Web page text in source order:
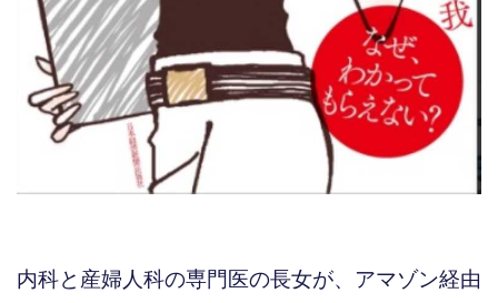
内科と産婦人科の専門医の長女が、アマゾン経由